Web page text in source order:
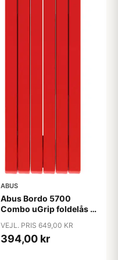
ABUS
Abus Bordo 5700
Combo uGrip foldelås -
VEJL. PRIS 649,00 KR
394,00 kr